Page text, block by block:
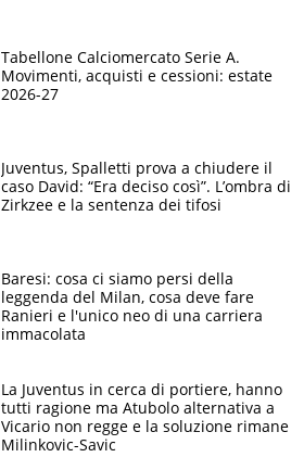
Tabellone Calciomercato Serie A.
Movimenti, acquisti e cessioni: estate
2026-27
Juventus, Spalletti prova a chiudere il
caso David: “Era deciso così”. L’ombra di
Zirkzee e la sentenza dei tifosi
Baresi: cosa ci siamo persi della
leggenda del Milan, cosa deve fare
Ranieri e l'unico neo di una carriera
immacolata
La Juventus in cerca di portiere, hanno
tutti ragione ma Atubolo alternativa a
Vicario non regge e la soluzione rimane
Milinkovic-Savic